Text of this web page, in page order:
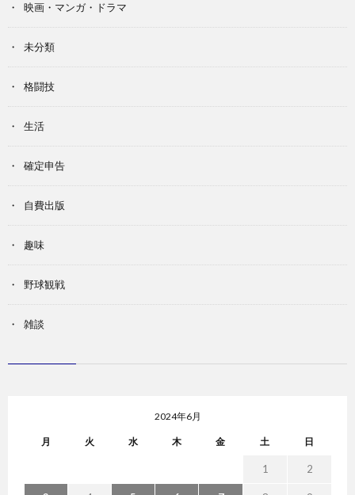
映画・マンガ・ドラマ
未分類
格闘技
生活
確定申告
自費出版
趣味
野球観戦
雑談
2024年6月
月 火 水 木 金 土 日
1 2